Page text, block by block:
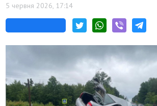
5 червня 2026, 17:14